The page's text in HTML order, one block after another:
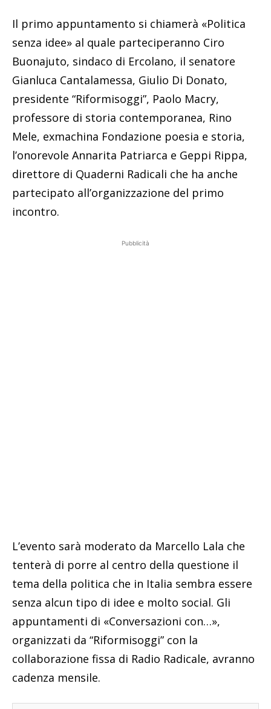
Il primo appuntamento si chiamerà «Politica
senza idee» al quale parteciperanno Ciro
Buonajuto, sindaco di Ercolano, il senatore
Gianluca Cantalamessa, Giulio Di Donato,
presidente “Riformisoggi”, Paolo Macry,
professore di storia contemporanea, Rino
Mele, exmachina Fondazione poesia e storia,
l’onorevole Annarita Patriarca e Geppi Rippa,
direttore di Quaderni Radicali che ha anche
partecipato all’organizzazione del primo
incontro.
Pubblicità
L’evento sarà moderato da Marcello Lala che
tenterà di porre al centro della questione il
tema della politica che in Italia sembra essere
senza alcun tipo di idee e molto social. Gli
appuntamenti di «Conversazioni con…»,
organizzati da “Riformisoggi” con la
collaborazione fissa di Radio Radicale, avranno
cadenza mensile.